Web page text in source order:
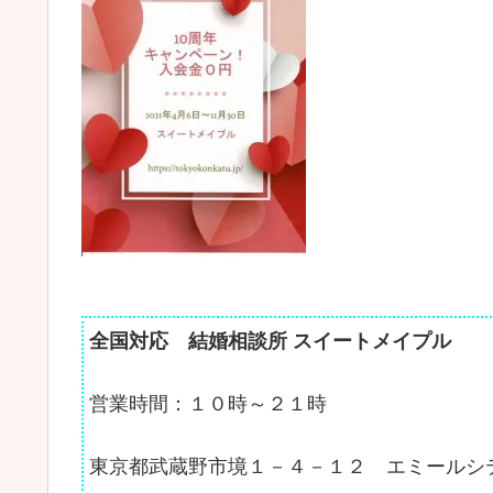
全国対応 結婚相談所 スイートメイプル
営業時間：１０時～２１時
東京都武蔵野市境１－４－１２ エミールシ